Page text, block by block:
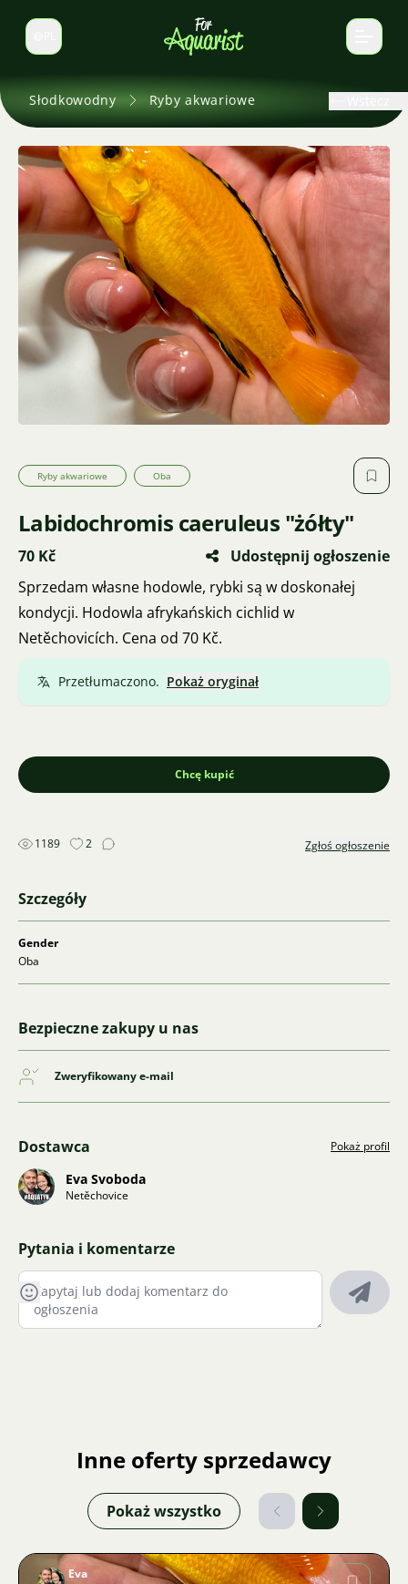
Zmień język
Słodkowodny Ryby akwariowe
Ryby akwariowe Oba
Labidochromis caeruleus "żółty"
70 Kč
Udostępnij ogłoszenie
Sprzedam własne hodowle, rybki są w doskonałej
kondycji. Hodowla afrykańskich cichlid w
Netěchovicích. Cena od 70 Kč.
Przetłumaczono. Pokaż oryginał
Chcę kupić
1189 2 Zgłoś ogłoszenie
Szczegóły
Gender
Oba
Bezpieczne zakupy u nas
Zweryfikowany e-mail
Dostawca Pokaż profil
Eva Svoboda
Netěchovice
Pytania i komentarze
Inne oferty sprzedawcy
Pokaż wszystko
Eva